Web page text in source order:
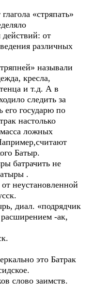
«стряпать»
действий: от
различных
называли
кресла,
и т.д. А в
следить за
его государю по
настолько
ложных
Батыр.
батрачить не
.
неустановленной
диал. «подрядчик
-ак,
это Батрак
слово заимств.